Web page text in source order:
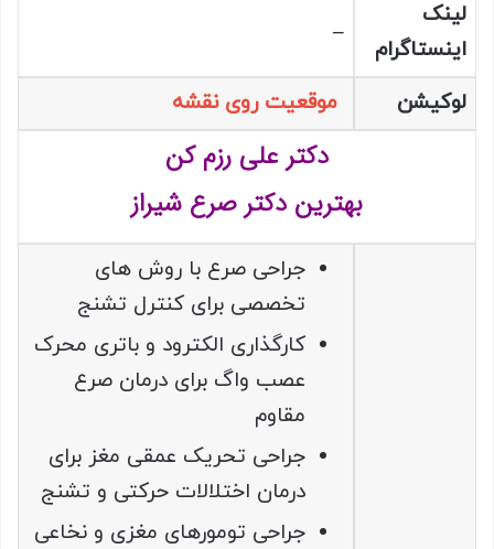
لینک
اینستاگرام
–
لوکیشن موقعیت روی نقشه
دکتر علی رزم کن
بهترین دکتر صرع شیراز
جراحی صرع با روش های
تخصصی برای کنترل تشنج
کارگذاری الکترود و باتری محرک
عصب واگ برای درمان صرع
مقاوم
جراحی تحریک عمقی مغز برای
درمان اختلالات حرکتی و تشنج
جراحی تومورهای مغزی و نخاعی